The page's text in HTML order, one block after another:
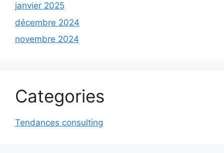
janvier 2025
décembre 2024
novembre 2024
Categories
Tendances consulting